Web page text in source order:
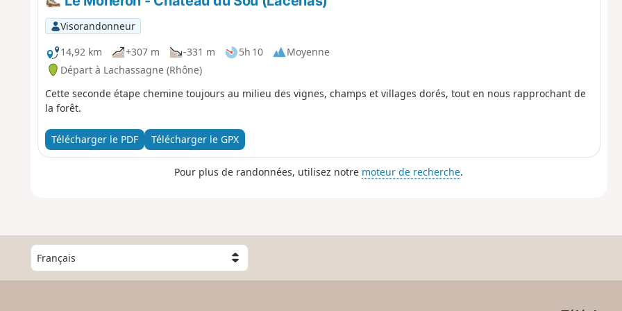
Visorandonneur
14,92 km
+307 m -331 m 5h 10
Moyenne
Départ à Lachassagne (Rhône)
Cette seconde étape chemine toujours au milieu des vignes, champs et villages dorés, tout en nous rapprochant de
la forêt.
Télécharger le PDF Télécharger le GPX
Pour plus de randonnées, utilisez notre moteur de recherche.
C
h
o